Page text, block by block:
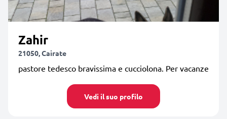
Zahir
21050, Cairate
pastore tedesco bravissima e cucciolona. Per vacanze
Vedi il suo profilo